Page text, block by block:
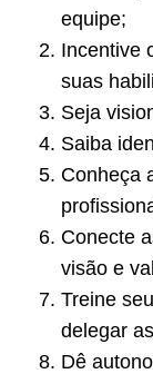
equipe;
Incentive
suas
Seja
Saiba
Conheça
Conecte
visão e
Treine
delegar
Dê